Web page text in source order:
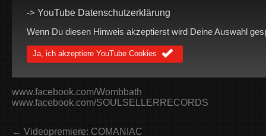
-> YouTube Datenschutzerklärung
Wenn Du diesen Hinweis akzeptierst wird Deine Auswahl
Ja, ich akzeptiere YouTube Cookies
www.facebook.com/Wombbath
www.facebook.com/SOULSELLERRECORDS
← Videopremiere: COMANIAC